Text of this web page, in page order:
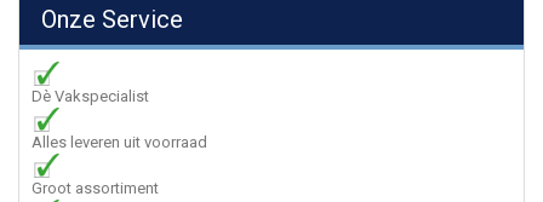
Onze Service
Dè Vakspecialist
Alles leveren uit voorraad
Groot assortiment